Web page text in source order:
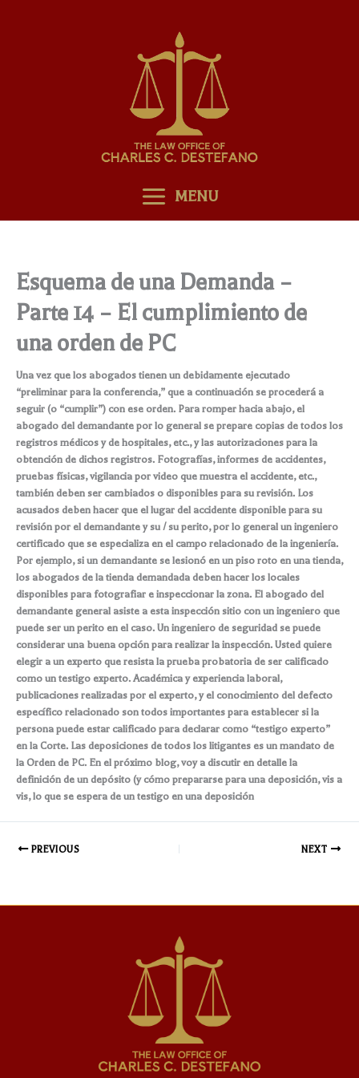
MENU
Esquema de una Demanda –
Parte 14 – El cumplimiento de
una orden de PC
Una vez que los abogados tienen un debidamente ejecutado
“preliminar para la conferencia,” que a continuación se procederá a
seguir (o “cumplir”) con ese orden. Para romper hacia abajo, el
abogado del demandante por lo general se prepare copias de todos los
registros médicos y de hospitales, etc., y las autorizaciones para la
obtención de dichos registros. Fotografías, informes de accidentes,
pruebas físicas, vigilancia por video que muestra el accidente, etc.,
también deben ser cambiados o disponibles para su revisión. Los
acusados ​​deben hacer que el lugar del accidente disponible para su
revisión por el demandante y su / su perito, por lo general un ingeniero
certificado que se especializa en el campo relacionado de la ingeniería.
Por ejemplo, si un demandante se lesionó en un piso roto en una tienda,
los abogados de la tienda demandada deben hacer los locales
disponibles para fotografiar e inspeccionar la zona. El abogado del
demandante general asiste a esta inspección sitio con un ingeniero que
puede ser un perito en el caso. Un ingeniero de seguridad se puede
considerar una buena opción para realizar la inspección. Usted quiere
elegir a un experto que resista la prueba probatoria de ser calificado
como un testigo experto. Académica y experiencia laboral,
publicaciones realizadas por el experto, y el conocimiento del defecto
específico relacionado son todos importantes para establecer si la
persona puede estar calificado para declarar como “testigo experto”
en la Corte. Las deposiciones de todos los litigantes es un mandato de
la Orden de PC. En el próximo blog, voy a discutir en detalle la
definición de un depósito (y cómo prepararse para una deposición, vis a
vis, lo que se espera de un testigo en una deposición
PREVIOUS NEXT